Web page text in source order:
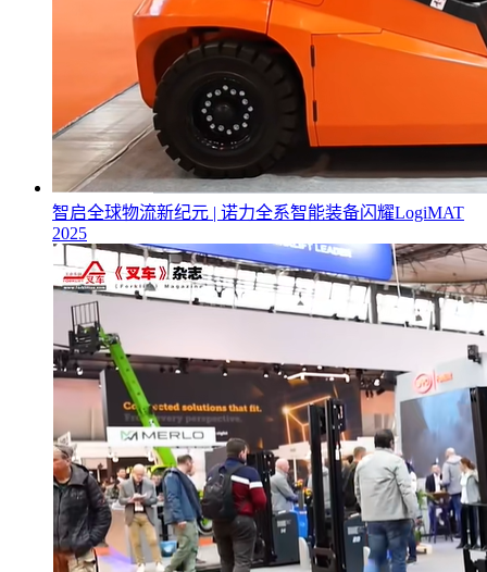
智启全球物流新纪元 | 诺力全系智能装备闪耀LogiMAT
2025